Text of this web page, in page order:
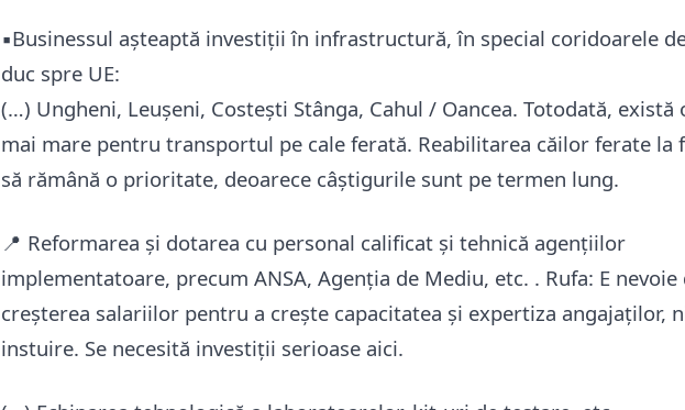
▪️Businessul așteaptă investiții în infrastructură, în special coridoarele
duc spre UE:
(…) Ungheni, Leușeni, Costești Stânga, Cahul / Oancea. Totodată,
mai mare pentru transportul pe cale ferată. Reabilitarea căilor ferate la
să rămână o prioritate, deoarece câștigurile sunt pe termen lung.
📍 Reformarea și dotarea cu personal calificat și tehnică agențiilor
implementatoare, precum ANSA, Agenția de Mediu, etc. . Rufa: E nevoie
creșterea salariilor pentru a crește capacitatea și expertiza angajaților,
instuire. Se necesită investiții serioase aici.